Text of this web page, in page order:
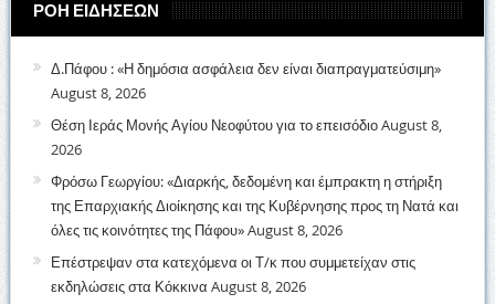
ΡΟΗ ΕΙΔΗΣΕΩΝ
Δ.Πάφου : «Η δημόσια ασφάλεια δεν είναι διαπραγματεύσιμη»
August 8, 2026
Θέση Ιεράς Μονής Αγίου Νεοφύτου για το επεισόδιοAugust 8,
2026
Φρόσω Γεωργίου: «Διαρκής, δεδομένη και έμπρακτη η στήριξη
της Επαρχιακής Διοίκησης και της Κυβέρνησης προς τη Νατά και
όλες τις κοινότητες της Πάφου»August 8, 2026
Επέστρεψαν στα κατεχόμενα οι Τ/κ που συμμετείχαν στις
εκδηλώσεις στα Κόκκινα August 8, 2026